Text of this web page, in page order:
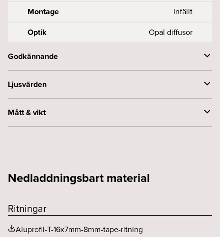
Montage
Infällt
Optik
Opal diffusor
Godkännande
Byggvarubedömningen
Ljusvärden
Spridningsvinkel (o)
Mått & vikt
Höjd (mm)
Vikt exkl. driftdon (kg)
0.3
Nedladdningsbart material
Ritningar
Aluprofil-T-16x7mm-8mm-tape-ritning